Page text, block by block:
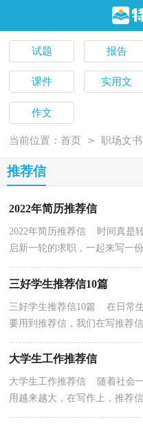
试题 报告
课件 实用文
作文
当前位置：首页 > 职场文书
推荐信
2022年简历推荐信
2022年简历推荐信 时间真是
启新一轮的求职，一起来写一
简历都是怎么写的呢？下面是
三好学生推荐信10篇
三好学生推荐信10篇 在日常
要用到推荐信，我们在写推荐
大学生工作推荐信
大学生工作推荐信 随着社会
用越来越大，在写作上，推荐
先参考范文，下面是小编为大